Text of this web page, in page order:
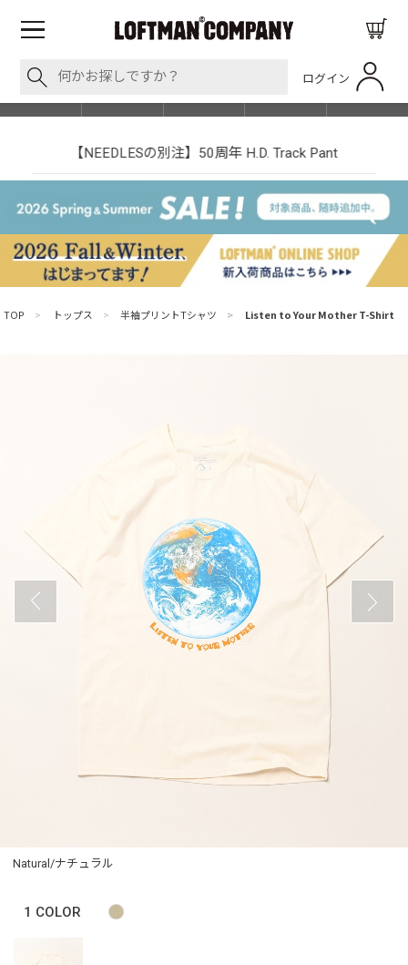
ログイン
SHOP LIST
【NEEDLESの別注】50周年 H.D. Track Pant
TOP > トップス > 半袖プリントTシャツ > Listen to Your Mother T-Shirt
Natural/ナチュラル
1 COLOR